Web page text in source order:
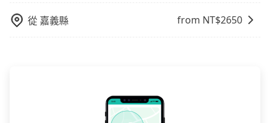
得便宜，但缺點就是多數要匯款並再人工確認。假如不
介意多花一點錢省下這些瑣碎的事，台灣本土的AsiaYo
從 嘉義縣 from NT$2650